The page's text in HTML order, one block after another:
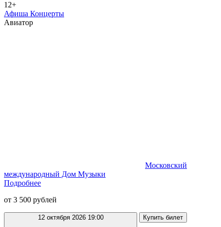
12+
Афиша Концерты
Авиатор
Московский
международный Дом Музыки
Подробнее
от 3 500 рублей
12 октября 2026 19:00
Купить билет